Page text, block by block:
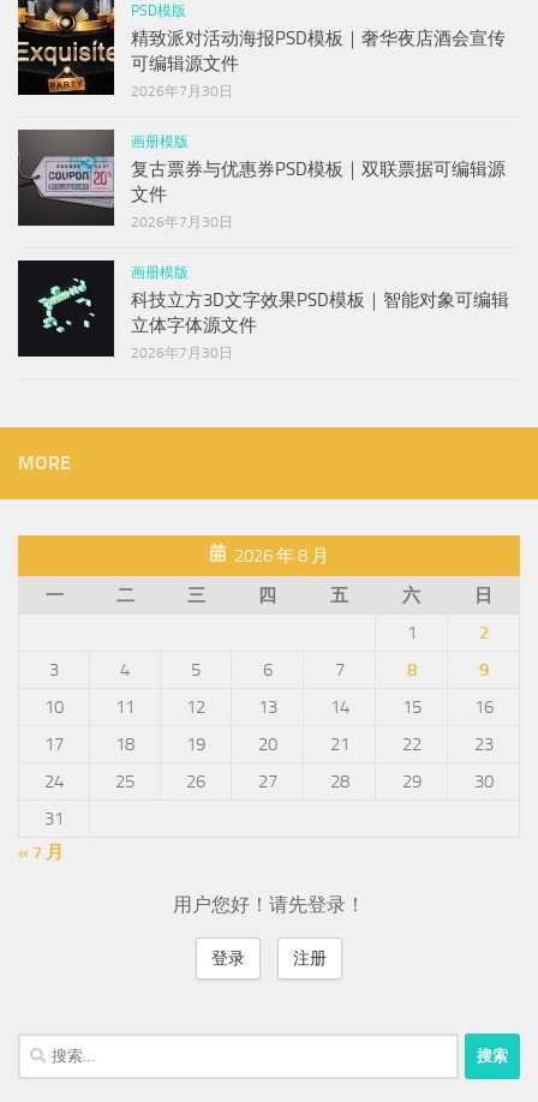
PSD模版
精致派对活动海报PSD模板｜奢华夜店酒会宣传
可编辑源文件
2026年7月30日
画册模版
复古票券与优惠券PSD模板｜双联票据可编辑源
文件
2026年7月30日
画册模版
科技立方3D文字效果PSD模板｜智能对象可编辑
立体字体源文件
2026年7月30日
MORE
2026 年 8 月
一
二 三 四 五 六
日
1
2
3
4 5 6 7 8
9
10
11 12 13 14 15
16
17
18 19 20 21 22
23
24
25 26 27 28 29
30
31
« 7 月
用户您好！请先登录！
登录 注册
搜
索：